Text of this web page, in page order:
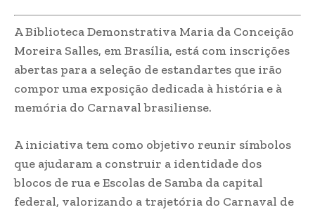
A Biblioteca Demonstrativa Maria da Conceição
Moreira Salles, em Brasília, está com inscrições
abertas para a seleção de estandartes que irão
compor uma exposição dedicada à história e à
memória do Carnaval brasiliense.
A iniciativa tem como objetivo reunir símbolos
que ajudaram a construir a identidade dos
blocos de rua e Escolas de Samba da capital
federal, valorizando a trajetória do Carnaval de